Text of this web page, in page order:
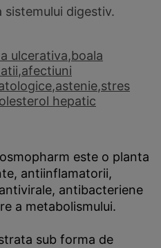
sistemului digestiv.
ulcerativa,boala
,afectiuni
,astenie,stres
hepatic
este o planta
antiinflamatorii,
antibacteriene
a metabolismului.
sub forma de